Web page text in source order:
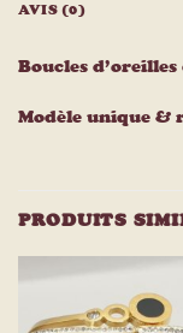
AVIS (0)
Boucles
Modèle unique &
PRODUITS